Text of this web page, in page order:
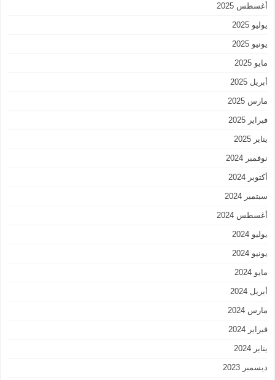
أغسطس 2025
يوليو 2025
يونيو 2025
مايو 2025
أبريل 2025
مارس 2025
فبراير 2025
يناير 2025
نوفمبر 2024
أكتوبر 2024
سبتمبر 2024
أغسطس 2024
يوليو 2024
يونيو 2024
مايو 2024
أبريل 2024
مارس 2024
فبراير 2024
يناير 2024
ديسمبر 2023